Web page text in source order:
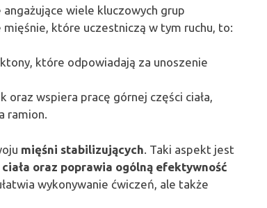
wiele kluczowych grup
mięśnie, które uczestniczą w tym ruchu, to:
które odpowiadają za unoszenie
oraz wspiera pracę górnej części ciała,
ramion.
mięśni stabilizujących. Taki aspekt jest
oraz poprawia ogólną efektywność
wykonywanie ćwiczeń, ale także